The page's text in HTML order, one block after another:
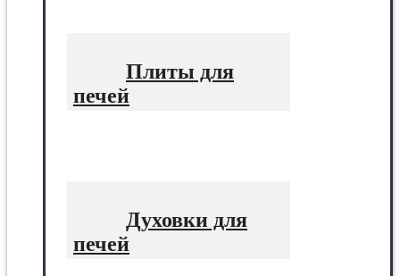
Плиты для
печей
Духовки для
печей